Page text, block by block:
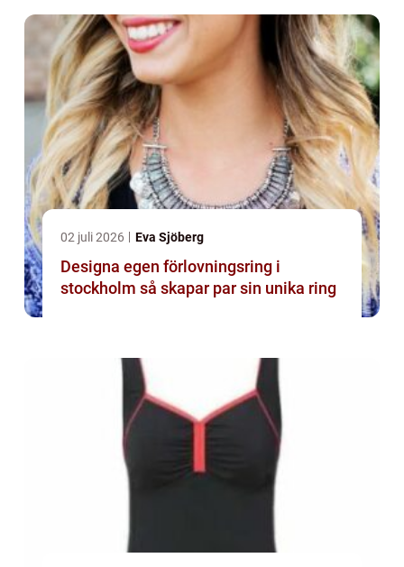
02 juli 2026 Eva Sjöberg
Designa egen förlovningsring i
stockholm så skapar par sin unika ring